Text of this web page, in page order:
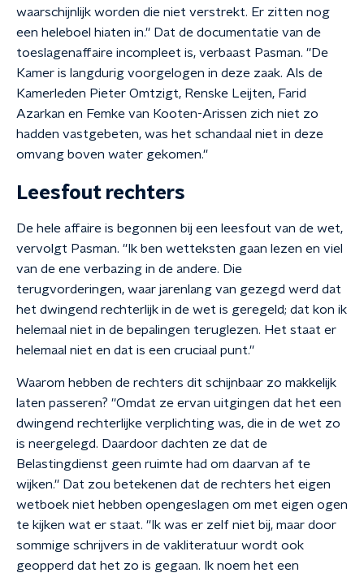
waarschijnlijk worden die niet verstrekt. Er zitten nog
een heleboel hiaten in.'' Dat de documentatie van de
toeslagenaffaire incompleet is, verbaast Pasman. ''De
Kamer is langdurig voorgelogen in deze zaak. Als de
Kamerleden Pieter Omtzigt, Renske Leijten, Farid
Azarkan en Femke van Kooten-Arissen zich niet zo
hadden vastgebeten, was het schandaal niet in deze
omvang boven water gekomen.''
Leesfout rechters
De hele affaire is begonnen bij een leesfout van de wet,
vervolgt Pasman. ''Ik ben wetteksten gaan lezen en viel
van de ene verbazing in de andere. Die
terugvorderingen, waar jarenlang van gezegd werd dat
het dwingend rechterlijk in de wet is geregeld; dat kon ik
helemaal niet in de bepalingen teruglezen. Het staat er
helemaal niet en dat is een cruciaal punt.''
Waarom hebben de rechters dit schijnbaar zo makkelijk
laten passeren? ''Omdat ze ervan uitgingen dat het een
dwingend rechterlijke verplichting was, die in de wet zo
is neergelegd. Daardoor dachten ze dat de
Belastingdienst geen ruimte had om daarvan af te
wijken.'' Dat zou betekenen dat de rechters het eigen
wetboek niet hebben opengeslagen om met eigen ogen
te kijken wat er staat. ''Ik was er zelf niet bij, maar door
sommige schrijvers in de vakliteratuur wordt ook
geopperd dat het zo is gegaan. Ik noem het een